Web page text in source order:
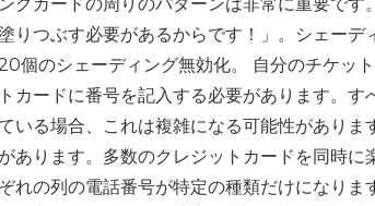
りつぶす必要があるからです！」。シェー
個のシェーディング無効化。 自分のチケッ
カードに番号を記入する必要があります。
いる場合、これは複雑になる可能性があり
あります。多数のクレジットカードを同時
れの列の電話番号が特定の種類だけになり